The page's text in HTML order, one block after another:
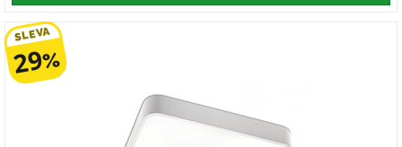
SLEVA
29%